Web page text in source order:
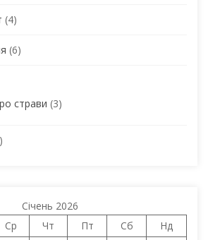
(4)
(6)
страви (3)
Січень 2026
Ср Чт Пт Сб
Нд